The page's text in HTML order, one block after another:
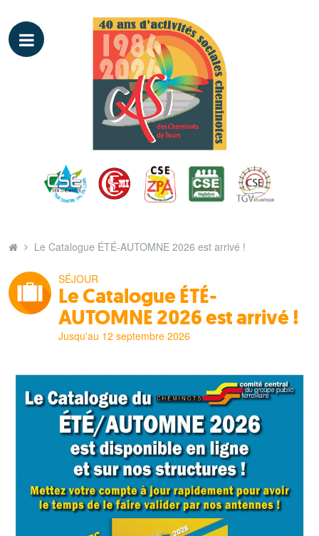
Le Catalogue ÉTÉ-AUTOMNE 2026 est arrivé !
SÉJOUR
Le Catalogue ÉTÉ-
AUTOMNE 2026 est arrivé !
Jusqu'au 12 septembre 2026